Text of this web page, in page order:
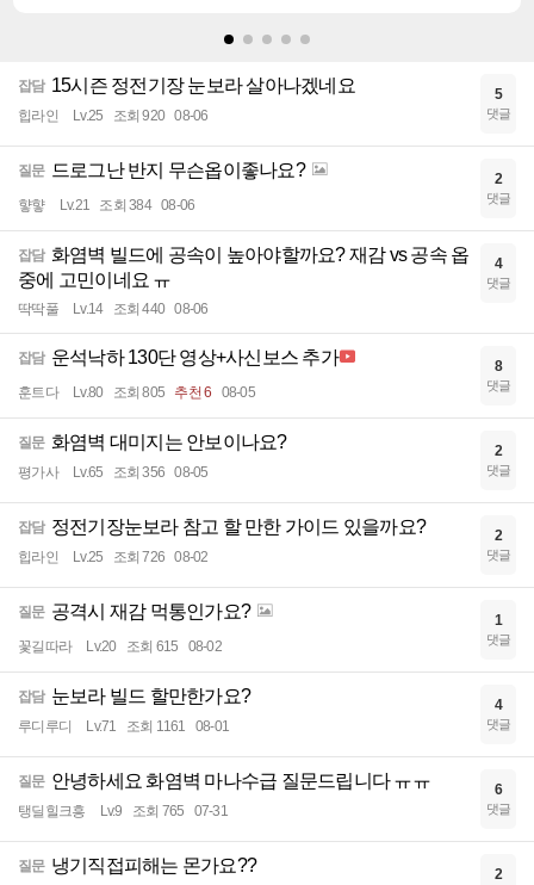
잡담 15시즌 정전기장 눈보라 살아나겠네요
힙라인 Lv.25 조회 920 08-06
5
댓글
질문 드로그난 반지 무슨옵이좋나요?
햫햫 Lv.21 조회 384 08-06
2
댓글
잡담 화염벽 빌드에 공속이 높아야할까요? 재감 vs 공속 옵
중에 고민이네요 ㅠ
딱딱풀 Lv.14 조회 440 08-06
4
댓글
잡담 운석낙하 130단 영상+사신보스 추가
훈트다 Lv.80 조회 805 추천 6 08-05
8
댓글
질문 화염벽 대미지는 안보이나요?
평가사 Lv.65 조회 356 08-05
2
댓글
잡담 정전기장눈보라 참고 할 만한 가이드 있을까요?
힙라인 Lv.25 조회 726 08-02
2
댓글
질문 공격시 재감 먹통인가요?
꽃길따라 Lv.20 조회 615 08-02
1
댓글
잡담 눈보라 빌드 할만한가요?
루디루디 Lv.71 조회 1161 08-01
4
댓글
질문 안녕하세요 화염벽 마나수급 질문드립니다 ㅠㅠ
탱딜힐크흥 Lv.9 조회 765 07-31
6
댓글
질문 냉기직접피해는 몬가요?? 2